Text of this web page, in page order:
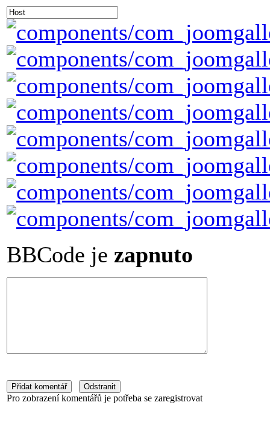
BBCode je zapnuto
Pro zobrazení komentářů je potřeba se zaregistrovat